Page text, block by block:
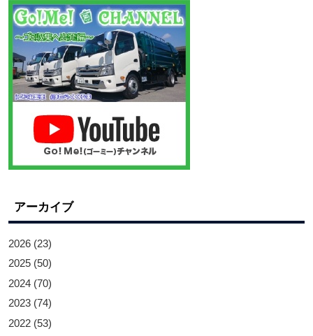
アーカイブ
2026 (23)
2025 (50)
2024 (70)
2023 (74)
2022 (53)